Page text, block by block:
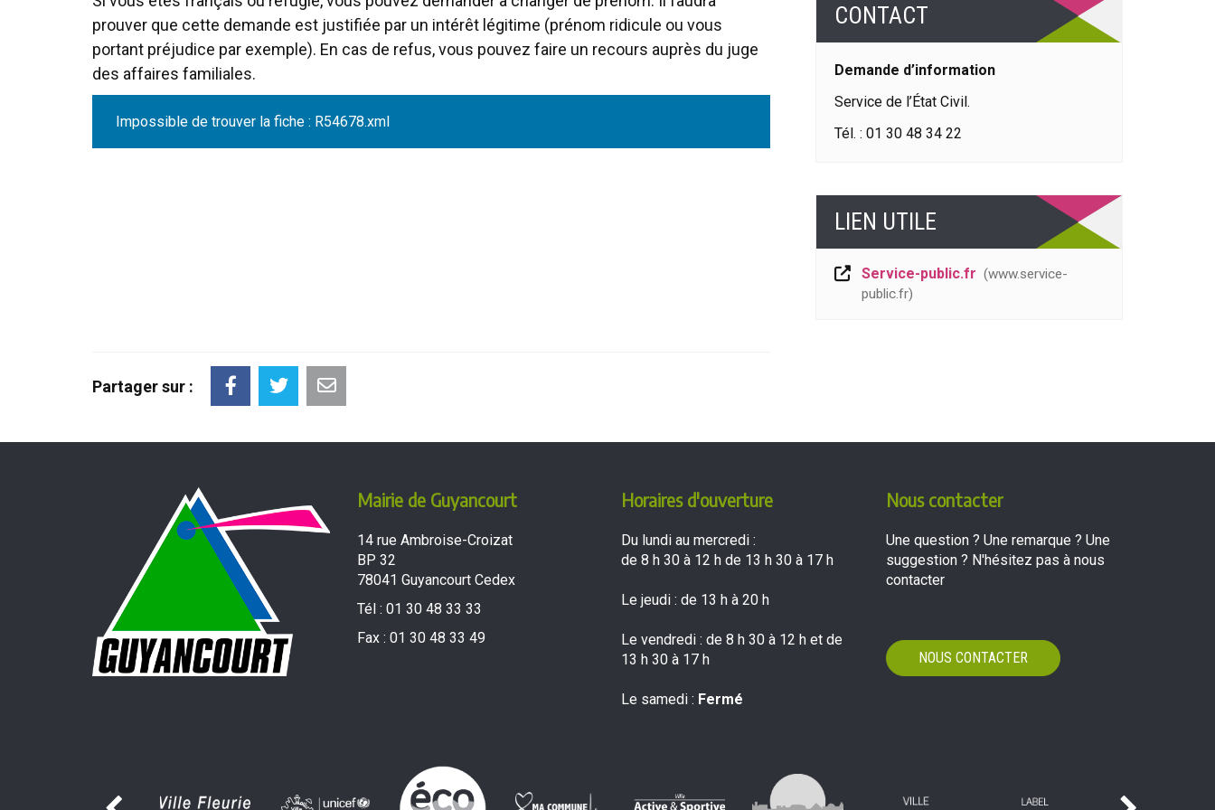
prouver que cette demande est justifiée par un intérêt légitime (prénom ridicule ou vous
portant préjudice par exemple). En cas de refus, vous pouvez faire un recours auprès du juge
des affaires familiales.
Impossible de trouver la fiche : R54678.xml
CONTACT
Demande d’information
Service de l’État Civil.
Tél. : 01 30 48 34 22
LIEN UTILE
Service-public.fr
www.service-
public.fr
Partager sur :
Mairie de Guyancourt
14 rue Ambroise-Croizat
BP 32
78041 Guyancourt Cedex
Tél : 01 30 48 33 33
Fax : 01 30 48 33 49
Horaires d'ouverture
Du lundi au mercredi :
de 8 h 30 à 12 h de 13 h 30 à 17 h
Le jeudi : de 13 h à 20 h
Le vendredi : de 8 h 30 à 12 h et de
13 h 30 à 17 h
Le samedi : Fermé
Nous contacter
Une question ? Une remarque ? Une
suggestion ? N'hésitez pas à nous
contacter
NOUS CONTACTER